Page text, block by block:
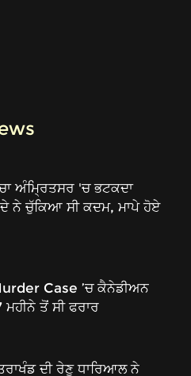
ਅੰਮ੍ਰਿਤਸਰ 'ਚ ਭਟਕਦਾ
ਨੇ ਚੁੱਕਿਆ ਸੀ ਕਦਮ, ਮਾਪੇ ਹੋਏ
Case ’ਚ ਕੈਨੇਡੀਅਨ
ਮਹੀਨੇ ਤੋਂ ਸੀ ਫਰਾਰ
ਦੀ ਰੇਣੂ ਧਾਰਿਆਲ ਨੇ